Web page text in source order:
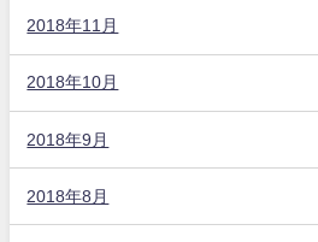
2018年11月
2018年10月
2018年9月
2018年8月